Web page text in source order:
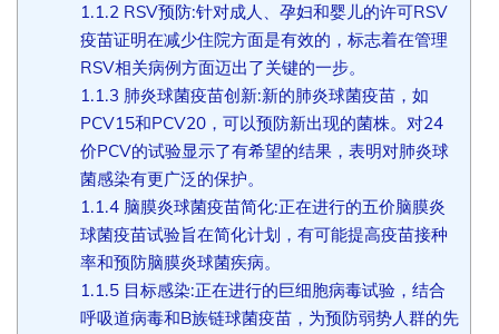
1.1.2RSV预防:针对成人、孕妇和婴儿的许可RSV
疫苗证明在减少住院方面是有效的，标志着在管理
RSV相关病例方面迈出了关键的一步。
1.1.3 肺炎球菌疫苗创新:新的肺炎球菌疫苗，如
PCV15和PCV20，可以预防新出现的菌株。对24
价PCV的试验显示了有希望的结果，表明对肺炎球
菌感染有更广泛的保护。
1.1.4脑膜炎球菌疫苗简化:正在进行的五价脑膜炎
球菌疫苗试验旨在简化计划，有可能提高疫苗接种
率和预防脑膜炎球菌疾病。
1.1.5目标感染:正在进行的巨细胞病毒试验，结合
呼吸道病毒和B族链球菌疫苗，为预防弱势人群的先